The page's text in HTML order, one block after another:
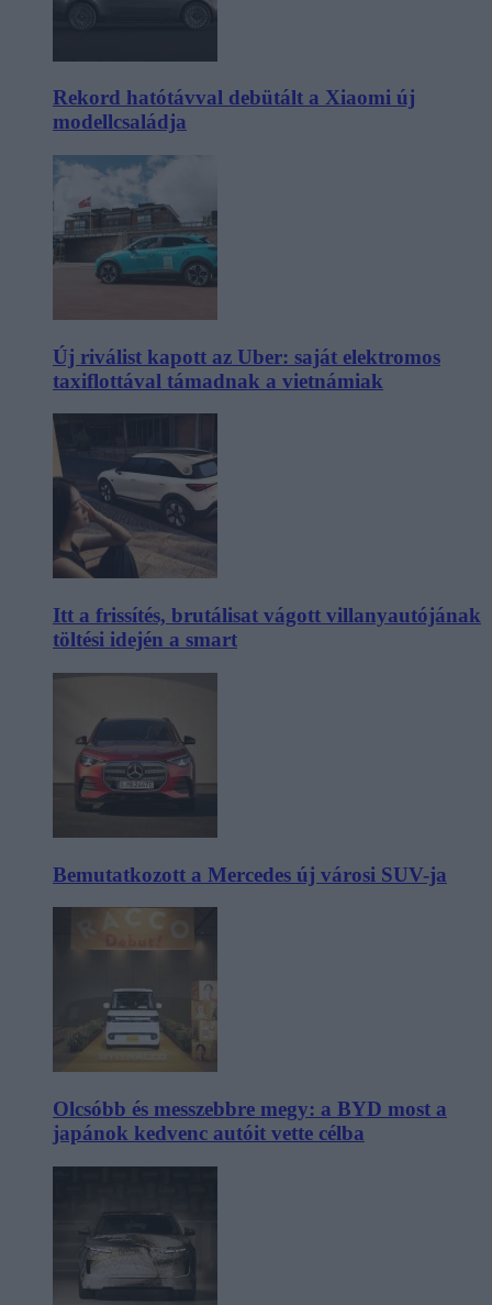
Rekord hatótávval debütált a Xiaomi új
modellcsaládja
Új riválist kapott az Uber: saját elektromos
taxiflottával támadnak a vietnámiak
Itt a frissítés, brutálisat vágott villanyautójának
töltési idején a smart
Bemutatkozott a Mercedes új városi SUV-ja
Olcsóbb és messzebbre megy: a BYD most a
japánok kedvenc autóit vette célba